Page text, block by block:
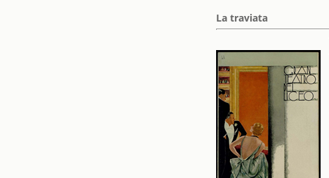
La traviata